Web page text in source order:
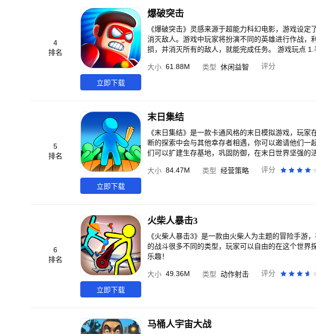
4
排名
立即下载
爆破突击
《爆破突击》灵感来源于超能力科幻电影，游戏设
消灭敌人。游戏中玩家将扮演不同的英雄进行作战
损，并消灭所有的敌人，就能完成任务。 游戏玩点 1.手指轻轻点一点，敌人立刻被消灭，简单上手，乐趣无穷。 2.游
一关又一关，根本停不下来。 游戏亮点： 1.不同的皮肤装备，不断更新，让超级英雄变得更强。 2.更有超多奖励的赏
大小 61.88M 类型 休闲益智 评分
5
排名
立即下载
末日集结
《末日集结》是一款卡通风格的末日模拟游戏，玩
断的探索中会与其他幸存者相遇，你可以邀请他们
们可以扩建生存基地，巩固防御，在末日世界坚强的活下去。 游戏玩点： 1.模拟末日僵尸世界，在这
末日方舟，为自己的安全提供可靠保障。 游戏亮点： 1.幸存者的命运由你掌握，你可以选择救助他们，也可以选择将
大小 84.47M 类型 经营策略 评分
6
排名
立即下载
火柴人暴击3
《火柴人暴击3》是一款由火柴人为主题的冒险手游
的战斗很多不同的类型，玩家可以自由的在这个世
乐趣！
大小 49.36M 类型 动作射击 评分
马桶人宇宙大战